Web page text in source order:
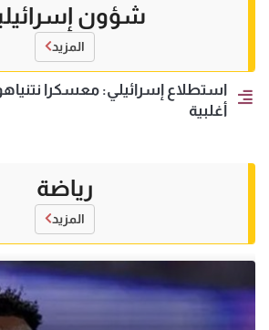
شؤون
المزيد
استطلاع إسرائيلي: معسكرا
أغلبية
رياضة
المزيد